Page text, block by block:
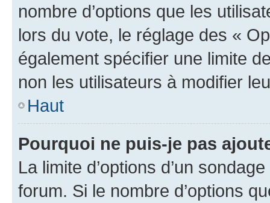
nombre d’options que les
lors du vote, le réglage des «
également spécifier une limite
non les utilisateurs à modifier
Haut
Pourquoi ne puis-je pas
La limite d’options d’un
forum. Si le nombre d’options